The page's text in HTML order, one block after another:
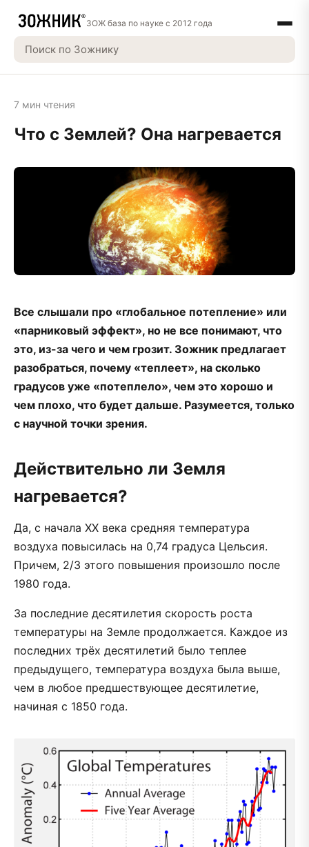
ЗОЖ база по науке с 2012 года
7 мин чтения
Что с Землей? Она нагревается
Все слышали про «глобальное потепление» или
«парниковый эффект», но не все понимают, что
это, из-за чего и чем грозит. Зожник предлагает
разобраться, почему «теплеет», на сколько
градусов уже «потеплело», чем это хорошо и
чем плохо, что будет дальше. Разумеется, только
с научной точки зрения.
Действительно ли Земля
нагревается?
Да, с начала XX века средняя температура
воздуха повысилась на 0,74 градуса Цельсия.
Причем, 2/3 этого повышения произошло после
1980 года.
За последние десятилетия скорость роста
температуры на Земле продолжается. Каждое из
последних трёх десятилетий было теплее
предыдущего, температура воздуха была выше,
чем в любое предшествующее десятилетие,
начиная с 1850 года.